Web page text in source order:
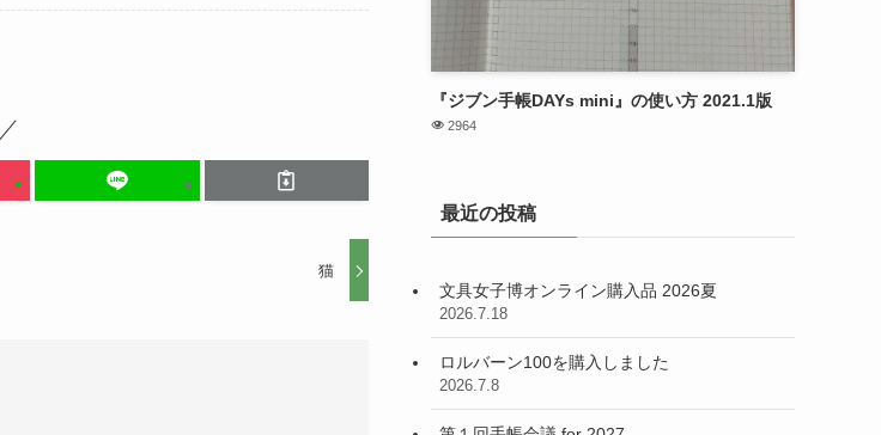
猫
『ジブン手帳DAYs mini』の使い方 2021.1版
2964
最近の投稿
文具女子博オンライン購入品 2026夏
2026.7.18
ロルバーン100を購入しました
2026.7.8